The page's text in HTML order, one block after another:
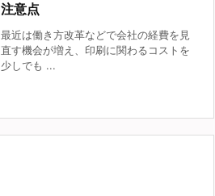
注意点
最近は働き方改革などで会社の経費を見
直す機会が増え、印刷に関わるコストを
少しでも ...